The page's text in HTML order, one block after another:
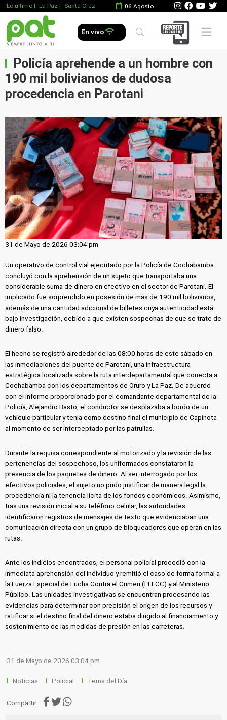
Lo último | La Paz | Santa Cruz 06 Agosto
En vivo Mobile
Policía aprehende a un hombre con
190 mil bolivianos de dudosa
procedencia en Parotani
31 de Mayo de 2026 03:04 pm
Un operativo de control vial ejecutado por la Policía de Cochabamba
concluyó con la aprehensión de un sujeto que transportaba una
considerable suma de dinero en efectivo en el sector de Parotani. El
implicado fue sorprendido en posesión de más de 190 mil bolivianos,
además de una cantidad adicional de billetes cuya autenticidad está
bajo investigación, debido a que existen sospechas de que se trate de
dinero falso.
El hecho se registró alrededor de las 08:00 horas de este sábado en
las inmediaciones del puente de Parotani, una infraestructura
estratégica localizada sobre la ruta interdepartamental que conecta a
Cochabamba con los departamentos de Oruro y La Paz. De acuerdo
con el informe proporcionado por el comandante departamental de la
Policía, Alejandro Basto, el conductor se desplazaba a bordo de un
vehículo particular y tenía como destino final el municipio de Capinota
al momento de ser interceptado por las patrullas.
Durante la requisa correspondiente al motorizado y la revisión de las
pertenencias del sospechoso, los uniformados constataron la
presencia de los paquetes de dinero. Al ser interrogado por los
efectivos policiales, el sujeto no pudo justificar de manera legal la
procedencia ni la tenencia lícita de los fondos económicos. Asimismo,
tras una revisión inicial a su teléfono celular, las autoridades
identificaron registros de mensajes de texto que evidenciaban una
comunicación directa con un grupo de bloqueadores que operan en las
rutas.
Ante los indicios encontrados, el personal policial procedió con la
inmediata aprehensión del individuo y remitió el caso de forma formal a
la Fuerza Especial de Lucha Contra el Crimen (FELCC) y al Ministerio
Público. Las unidades investigativas se encuentran procesando las
evidencias para determinar con precisión el origen de los recursos y
ratificar si el destino final del dinero estaba dirigido al financiamiento y
sostenimiento de las medidas de presión en las carreteras.
31 de Mayo de 2026 03:04 pm
Noticias Policial Tema del Día
Compartir: